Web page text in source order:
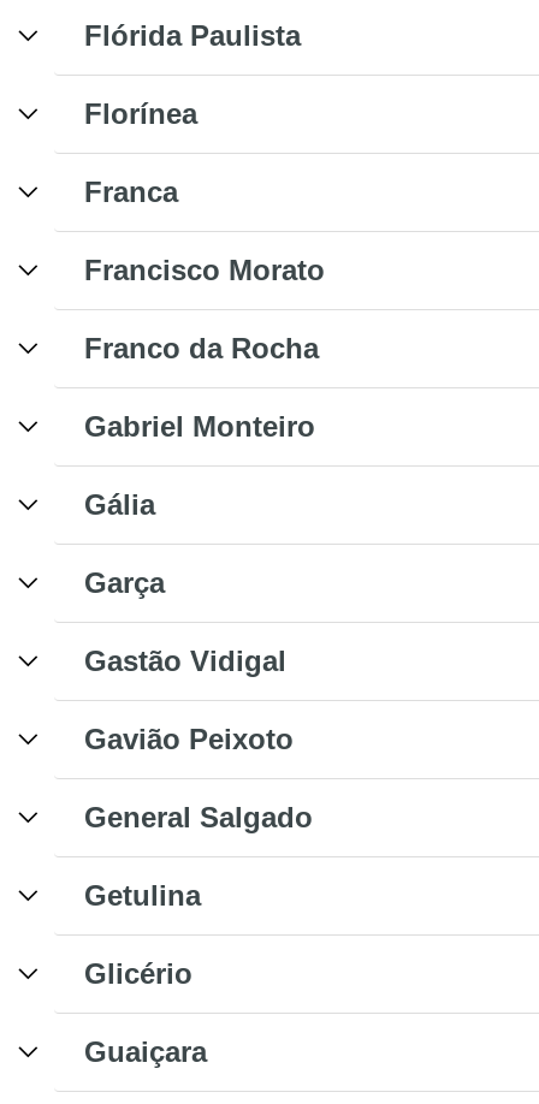
Flórida Paulista
Florínea
Franca
Francisco Morato
Franco da Rocha
Gabriel Monteiro
Gália
Garça
Gastão Vidigal
Gavião Peixoto
General Salgado
Getulina
Glicério
Guaiçara